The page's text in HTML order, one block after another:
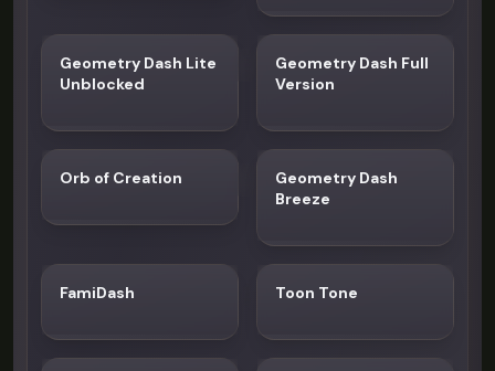
Geometry Dash Lite
Unblocked
Geometry Dash Full
Version
Orb of Creation
Geometry Dash
Breeze
FamiDash Toon Tone